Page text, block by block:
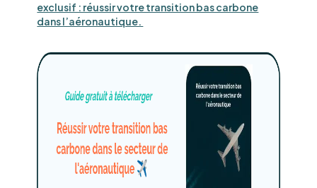
exclusif : réussir votre transition bas carbone
dans l’aéronautique.